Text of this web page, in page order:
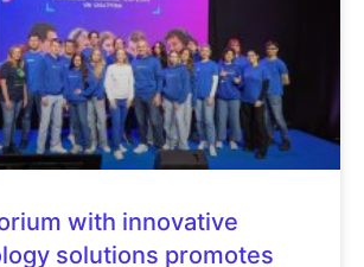
with innovative
solutions promotes